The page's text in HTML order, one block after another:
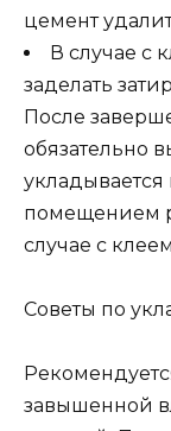
цемент
В случае с
заделать
После
обязательно
укладывается
помещением
случае с
Советы по
завышенной